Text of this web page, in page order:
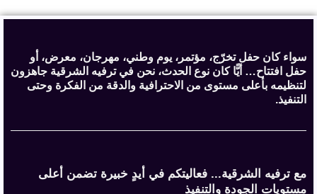
سواء كان حفل تخرّج، مؤتمر، يوم وطني، مهرجان، معرض، أو
حفل افتتاح… أيًّا كان نوع الحدث، نحن في ترفيه الشرقية جاهزون
لتنظيمه بأعلى مستوى من الاحترافية والدقة من الفكرة وحتى
التنفيذ.
مع ترفيه الشرقية... فعاليتكم في أيدٍ خبيرة تضمن أعلى
مستويات الجودة والتنفيذ